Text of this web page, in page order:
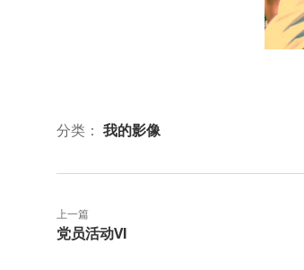
分类： 我的影像
上一篇
党员活动VI